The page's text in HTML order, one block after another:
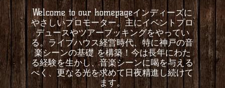
Welcome to our homepageインディーズに
やさしいプロモーター。主にイベントプロ
デュースやツアーブッキングをやってい
る。ライブハウス経営時代、特に神戸の音
楽シーンの基礎 を構築！今は長年にわた
る経験を生かし、音楽シーンに喝を与える
べく、更なる光を求めて日夜精進し続けて
ます。